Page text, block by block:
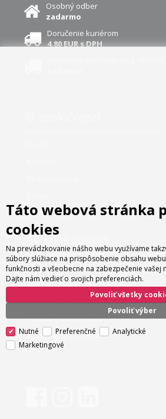
Osobný odber
zadarmo
Doručenie kuriérom
4.80 EUR s DPH
Ako nakupovať
Možnosti platby
Možnosti dopravy
Obchodné podmienky
Nastavenie cookies
Informácie o cookies
Táto webová stránka
cookies
Na prevádzkovanie nášho webu využívame
súbory slúžiace na prispôsobenie obsahu
funkčnosti a všeobecne na zabezpečenie vašej
Dajte nám vedieť o svojich preferenciách.
Povoliť výber
Povoliť všetky
Nutné Preferenčné
Analytické
Marketingové